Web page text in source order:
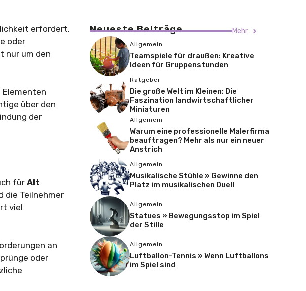
erfordert.
oder
nur um den
Elementen
über den
der
für Alt
die Teilnehmer
viel
an
oder
Neueste Beiträge Mehr
Allgemein
Teamspiele für draußen: Kreative
Ideen für Gruppenstunden
Ratgeber
Die große Welt im Kleinen: Die
Faszination landwirtschaftlicher
Miniaturen
Allgemein
Warum eine professionelle Malerfirma
beauftragen? Mehr als nur ein neuer
Anstrich
Allgemein
Musikalische Stühle » Gewinne den
Platz im musikalischen Duell
Allgemein
Statues » Bewegungsstop im Spiel
der Stille
Allgemein
Luftballon-Tennis » Wenn Luftballons
im Spiel sind